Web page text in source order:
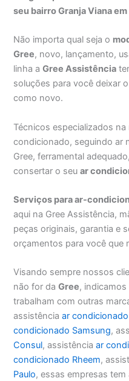
seu bairro Granja Viana em
Não importa qual seja o
Gree, novo, lançamento,
linha aGree Assistência
soluções para você deixar
como novo.
Técnicos especializados na
condicionado, seguindo ar
Gree, ferramental
consertar o seuar
Serviços para ar-
aqui na Gree Assistência,
peças originais, garantia e
orçamentos para você que
Visando sempre nossos
não for daGree,
trabalham com outras
assistência ar
condicionado Samsung,
Consul, assistência ar
condicionado Rheem,
Paulo, essas empresas